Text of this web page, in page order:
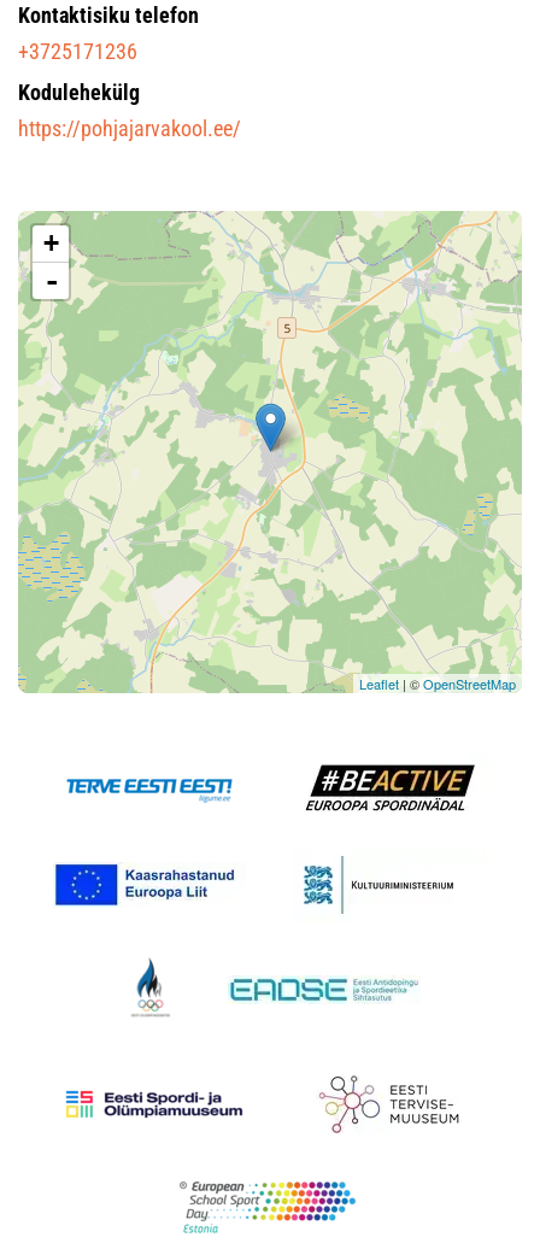
Kontaktisiku telefon
+3725171236
Kodulehekülg
https://pohjajarvakool.ee/
+
-
Leaflet | ©OpenStreetMap